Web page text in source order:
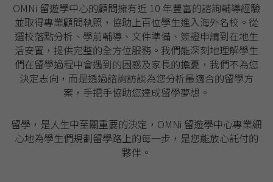
OMNi 留遊學中心的顧問擁有近 10 年豐富的諮詢輔導經驗
並取得專業顧問執照，協助上百位學生進入海外名校。從
選校落點分析、學前輔導、文件準備、簽證申請到在地生
活安置，提供完整的全方位服務。我們能深刻地理解學生
們在留學過程中會遇到的困惑及家長的擔憂，我們不為您
決定志向，而是透過諮詢訪談為您分析最適合的留學方
案，手把手協助您達成留學夢想。
留學，是人生中至關重要的決定，OMNi 留遊學中心專業細
心地為學生們規劃留學路上的每一步，是您能放心託付的
夥伴。